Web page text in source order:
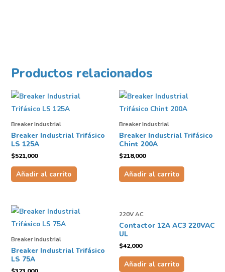
Productos relacionados
Breaker Industrial
Breaker Industrial Trifásico
LS 125A
$521,000
Añadir al carrito
Breaker Industrial
Breaker Industrial Trifásico
Chint 200A
$218,000
Añadir al carrito
Breaker Industrial
Breaker Industrial Trifásico
LS 75A
220V AC
Contactor 12A AC3 220VAC
UL
$42,000
Añadir al carrito